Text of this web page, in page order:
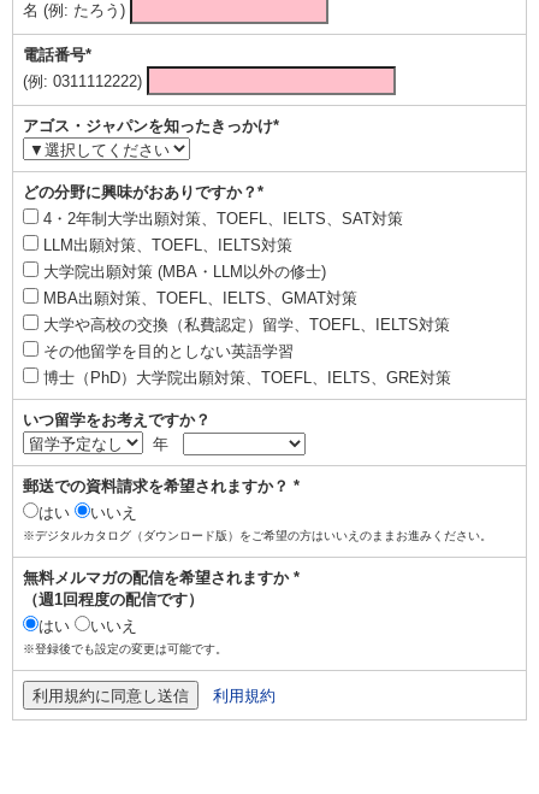
名 (例: たろう)
電話番号*
(例: 0311112222)
アゴス・ジャパンを知ったきっかけ*
どの分野に興味がおありですか？*
4・2年制大学出願対策、TOEFL、IELTS、SAT対策
LLM出願対策、TOEFL、IELTS対策
大学院出願対策 (MBA・LLM以外の修士)
MBA出願対策、TOEFL、IELTS、GMAT対策
大学や高校の交換（私費認定）留学、TOEFL、IELTS対策
その他留学を目的としない英語学習
博士（PhD）大学院出願対策、TOEFL、IELTS、GRE対策
いつ留学をお考えですか？
年
郵送での資料請求を希望されますか？ *
はい
いいえ
※デジタルカタログ（ダウンロード版）をご希望の方はいいえのままお進みください。
無料メルマガの配信を希望されますか *
（週1回程度の配信です）
はい
いいえ
※登録後でも設定の変更は可能です。
利用規約